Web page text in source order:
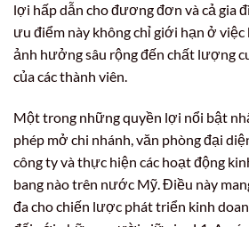
lợi hấp dẫn cho đương đơn và cả gia
ưu điểm này không chỉ giới hạn ở việc
ảnh hưởng sâu rộng đến chất lượng
của các thành viên.
Một trong những quyền lợi nổi bật
phép mở chi nhánh, văn phòng đại
công ty và thực hiện các hoạt động
bang nào trên nước Mỹ. Điều này
đa cho chiến lược phát triển kinh